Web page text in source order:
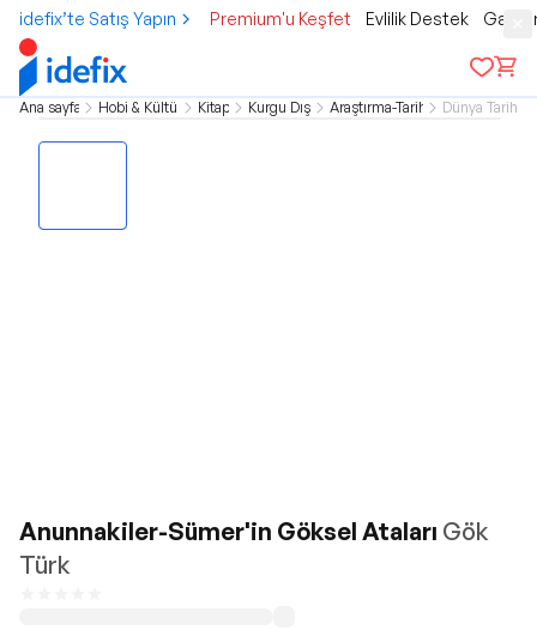
idefix’te Satış Yapın Premium'u Keşfet Evlilik Destek
Ana sayfa Hobi & Kültür Kitap Kurgu Dışı Araştırma-Tarih Dünya Tarihi
Anunnakiler-Sümer'in Göksel Ataları Gök
Türk